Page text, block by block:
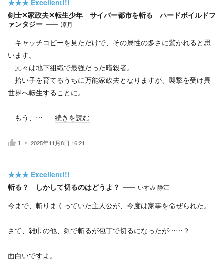
剣士✕家政夫✕転生少年 サイバー都市を斬る ハードボイルドフ
ァンタジー
涼月
キャッチコピーを見ただけで、その属性の多さに驚かれると思
います。
元々は地下組織で最強だった暗殺者。
拾い子を育てるうちに万能家政夫となりますが、襲撃を受け異
世界へ転生することに。
もう、… 続きを読む
1 2025年11月8日 16:21
★★★ Excellent!!!
斬る？ しかして切るのはどうよ？
いすみ 静江
今まで、斬りまくっていた主人公が、今度は家事を命ぜられた。
さて、雑巾の他、剣で斬るが包丁で切るになったが……？
面白いですよ。